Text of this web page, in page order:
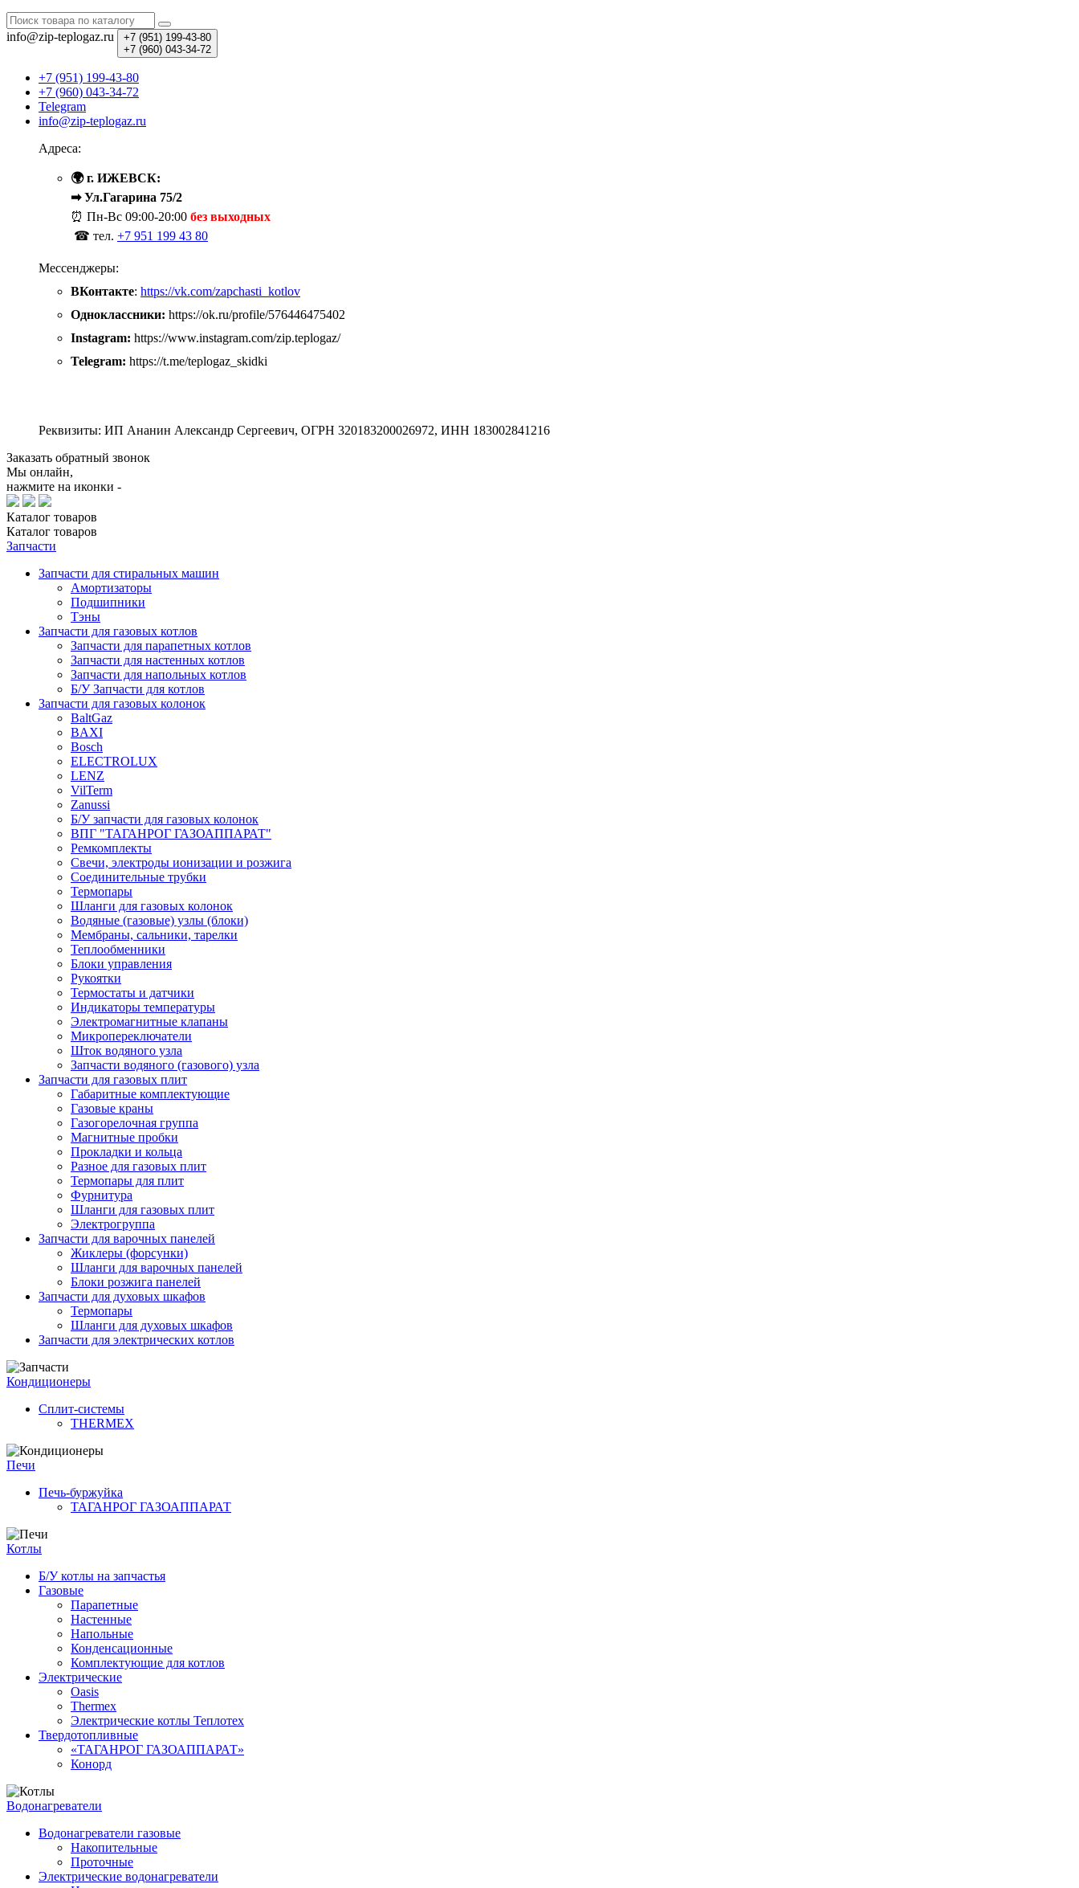
info@zip-teplogaz.ru +7 (951) 199-43-80
+7 (960) 043-34-72
+7 (951) 199-43-80
+7 (960) 043-34-72
Telegram
info@zip-teplogaz.ru
Адреса:
🌍 г. ИЖЕВСК:
➡ Ул.Гагарина 75/2
⏰ Пн-Вс 09:00-20:00 без выходных
☎ тел. +7 951 199 43 80
Мессенджеры:
ВКонтакте: https://vk.com/zapchasti_kotlov
Одноклассники: https://ok.ru/profile/576446475402
Instagram: https://www.instagram.com/zip.teplogaz/
Telegram: https://t.me/teplogaz_skidki
Реквизиты: ИП Ананин Александр Сергеевич, ОГРН 320183200026972, ИНН 183002841216
Заказать обратный звонок
Мы онлайн,
нажмите на иконки -
Каталог товаров
Каталог товаров
Запчасти
Запчасти для стиральных машин
Амортизаторы
Подшипники
Тэны
Запчасти для газовых котлов
Запчасти для парапетных котлов
Запчасти для настенных котлов
Запчасти для напольных котлов
Б/У Запчасти для котлов
Запчасти для газовых колонок
BaltGaz
BAXI
Bosch
ELECTROLUX
LENZ
VilTerm
Zanussi
Б/У запчасти для газовых колонок
ВПГ "ТАГАНРОГ ГАЗОАППАРАТ"
Ремкомплекты
Свечи, электроды ионизации и розжига
Соединительные трубки
Термопары
Шланги для газовых колонок
Водяные (газовые) узлы (блоки)
Мембраны, сальники, тарелки
Теплообменники
Блоки управления
Рукоятки
Термостаты и датчики
Индикаторы температуры
Электромагнитные клапаны
Микропереключатели
Шток водяного узла
Запчасти водяного (газового) узла
Запчасти для газовых плит
Габаритные комплектующие
Газовые краны
Газогорелочная группа
Магнитные пробки
Прокладки и кольца
Разное для газовых плит
Термопары для плит
Фурнитура
Шланги для газовых плит
Электрогруппа
Запчасти для варочных панелей
Жиклеры (форсунки)
Шланги для варочных панелей
Блоки розжига панелей
Запчасти для духовых шкафов
Термопары
Шланги для духовых шкафов
Запчасти для электрических котлов
Кондиционеры
Сплит-системы
THERMEX
Печи
Печь-буржуйка
ТАГАНРОГ ГАЗОАППАРАТ
Котлы
Б/У котлы на запчастья
Газовые
Парапетные
Настенные
Напольные
Конденсационные
Комплектующие для котлов
Электрические
Oasis
Thermex
Электрические котлы Теплотех
Твердотопливные
«ТАГАНРОГ ГАЗОАППАРАТ»
Конорд
Водонагреватели
Водонагреватели газовые
Накопительные
Проточные
Электрические водонагреватели